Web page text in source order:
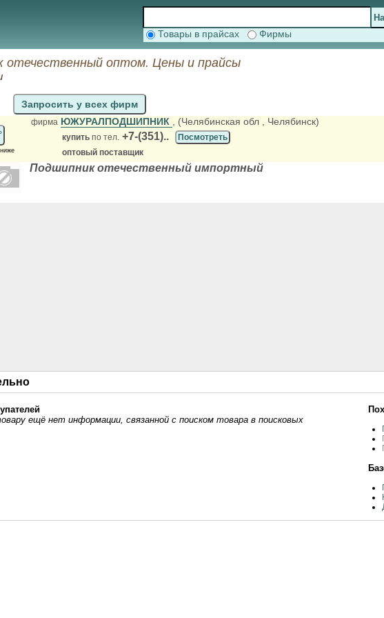
Товары в прайсах Фирмы
отечественный оптом. Цены и прайсы
Запросить у всех фирм
фирма ЮЖУРАЛПОДШИПНИК , (Челябинская обл , Челябинск)
купить по тел. +7-(351)..
Посмотреть
оптовый поставщик
Подшипник отечественный импортный
ещё нет информации, связанной с поиском товара в поисковых